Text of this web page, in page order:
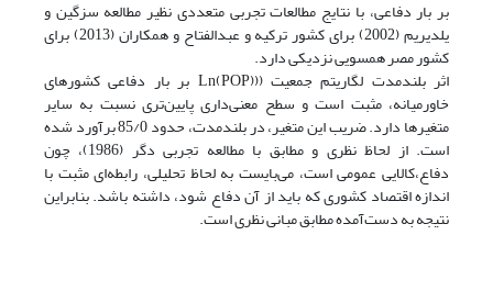
بر بار دفاعی، با نتایج مطالعات تجربی متعددی نظیر مطالعه سزگین و
یلدیریم (2002) برای کشور ترکیه و عبدالفتاح و همکاران (2013) برای
کشور مصر همسویی نزدیکی دارد.
اثر بلندمدت لگاریتم جمعیت (‌(Ln(POP) بر بار دفاعی کشورهای
خاورمیانه، مثبت است و سطح معنی‌داری پایین‌تری نسبت به سایر
متغیرها دارد. ضریب این متغیر، در بلندمدت، حدود 85/0 برآورد شده
است. از لحاظ نظری و مطابق با مطالعه تجربی دگر (1986)، چون
دفاع،کالایی عمومی است، می‌بایست به لحاظ تحلیلی، رابطه‌ای مثبت با
اندازه اقتصاد کشوری که باید از آن دفاع شود، داشته باشد. بنابراین
نتیجه به دست‌آمده مطابق مبانی نظری است.